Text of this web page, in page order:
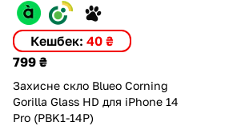
Кешбек: 40 ₴
799 ₴
Захисне скло Blueo Corning
Gorilla Glass HD для iPhone 14
Pro (PBK1-14P)